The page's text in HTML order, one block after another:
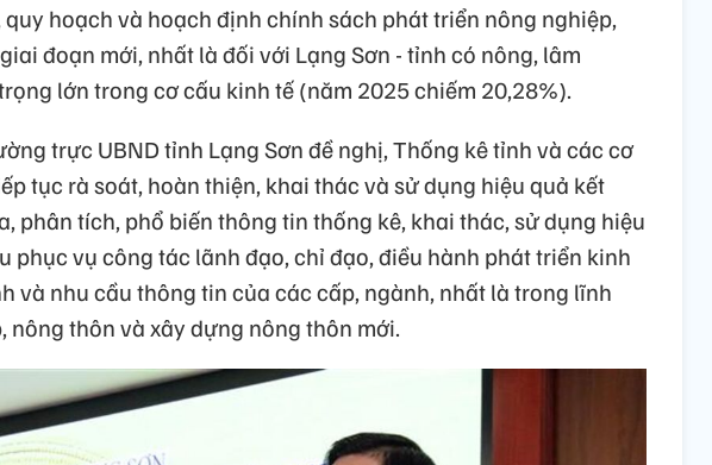
hoạch và hoạch định chính sách phát triển nông nghiệp,
đoạn mới, nhất là đối với Lạng Sơn - tỉnh có nông, lâm
lớn trong cơ cấu kinh tế (năm 2025 chiếm 20,28%).
trực UBND tỉnh Lạng Sơn đề nghị, Thống kê tỉnh và các cơ
tục rà soát, hoàn thiện, khai thác và sử dụng hiệu quả kết
phân tích, phổ biến thông tin thống kê, khai thác, sử dụng hiệu
phục vụ công tác lãnh đạo, chỉ đạo, điều hành phát triển kinh
và nhu cầu thông tin của các cấp, ngành, nhất là trong lĩnh
nông thôn và xây dựng nông thôn mới.